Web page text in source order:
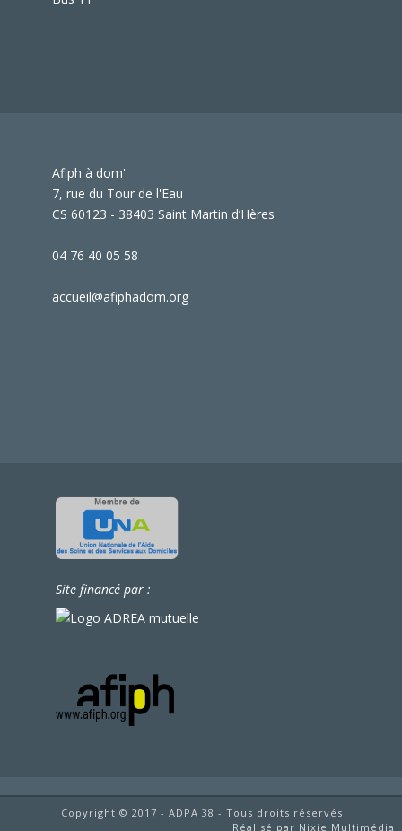
Afiph à dom'
7, rue du Tour de l'Eau
CS 60123 - 38403 Saint Martin d’Hères
04 76 40 05 58
accueil@afiphadom.org
Site financé par :
Copyright © 2017 - ADPA 38 - Tous droits réservés
Réalisé par Nixie Multimédia